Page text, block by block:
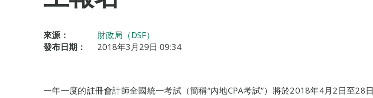
來源：
財政局（DSF）
發布日期：
2018年3月29日 09:34
一年一度的註冊會計師全國統一考試（簡稱“內地CPA考試”）將於2018年4月2日至28日